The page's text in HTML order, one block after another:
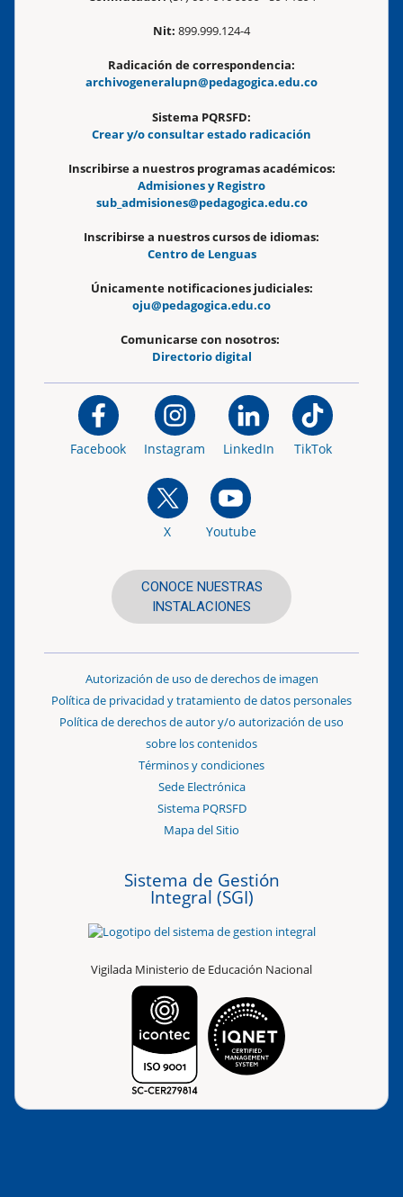
Nit: 899.999.124-4
Radicación de correspondencia:
archivogeneralupn@pedagogica.edu.co
Sistema PQRSFD:
Crear y/o consultar estado radicación
Inscribirse a nuestros programas académicos:
Admisiones y Registro
sub_admisiones@pedagogica.edu.co
Inscribirse a nuestros cursos de idiomas:
Centro de Lenguas
Únicamente notificaciones judiciales:
oju@pedagogica.edu.co
Comunicarse con nosotros:
Directorio digital
Facebook Instagram LinkedIn TikTok
X Youtube
CONOCE NUESTRAS
INSTALACIONES
Autorización de uso de derechos de imagen
Política de privacidad y tratamiento de datos personales
Política de derechos de autor y/o autorización de uso
sobre los contenidos
Términos y condiciones
Sede Electrónica
Sistema PQRSFD
Mapa del Sitio
Sistema de Gestión
Integral (SGI)
Vigilada Ministerio de Educación Nacional